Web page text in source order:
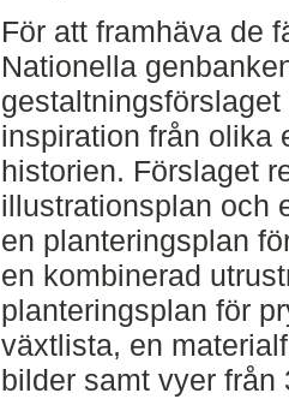
För att framhäva de
Nationella
inspiration från olika
historien. Förslaget
illustrationsplan och
en planteringsplan
en kombinerad
planteringsplan för
växtlista, en
bilder samt vyer från